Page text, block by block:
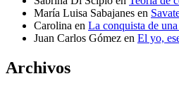
María Luisa Sabajanes en
Carolina en La conquista de
Juan Carlos Gómez en El yo,
Archivos